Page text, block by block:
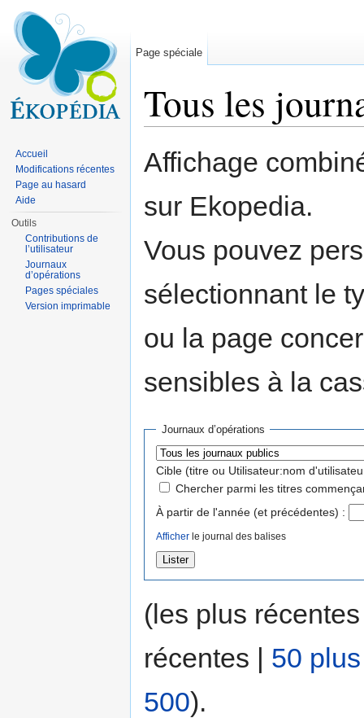
Tous les
Affichage
sur Ekopedia.
Vous pouvez
sélectionnant le
ou la page
sensibles à la
Journaux d’opérations
Cible (titre ou Utilisateur:nom
Chercher parmi les titres
À partir de l'année (et précédentes) :
Afficher le journal des balises
(les plus
récentes | 50
500).
Page spéciale
Accueil
Modifications récentes
Page au hasard
Aide
Outils
Contributions de
l’utilisateur
Journaux
d’opérations
Pages spéciales
Version imprimable